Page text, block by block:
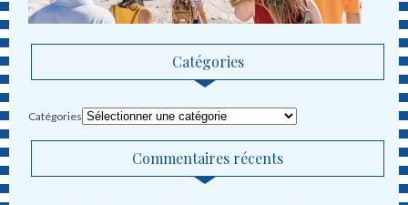
Catégories
Catégories
Commentaires récents